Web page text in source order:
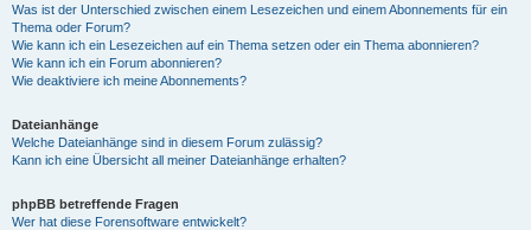
Was ist der Unterschied zwischen einem Lesezeichen und einem Abonnements für ein
Thema oder Forum?
Wie kann ich ein Lesezeichen auf ein Thema setzen oder ein Thema abonnieren?
Wie kann ich ein Forum abonnieren?
Wie deaktiviere ich meine Abonnements?
Dateianhänge
Welche Dateianhänge sind in diesem Forum zulässig?
Kann ich eine Übersicht all meiner Dateianhänge erhalten?
phpBB betreffende Fragen
Wer hat diese Forensoftware entwickelt?